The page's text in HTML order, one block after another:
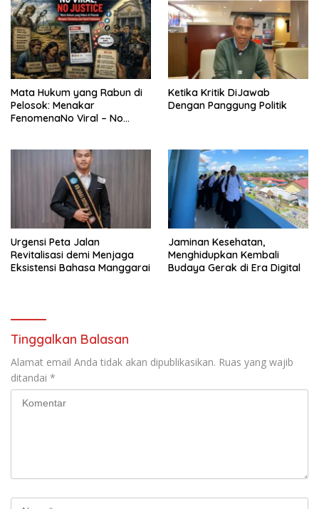
Bersubsidi Bagi Penunggak
Pajak
Mata Hukum yang Rabun di
Pelosok: Menakar
FenomenaNo Viral – No
Ketika Kritik DiJawab
Dengan Panggung Politik
Urgensi Peta Jalan
Revitalisasi demi Menjaga
Eksistensi Bahasa Manggarai
Jaminan Kesehatan,
Menghidupkan Kembali
Budaya Gerak di Era Digital
Tinggalkan Balasan
Alamat email Anda tidak akan dipublikasikan. Ruas yang wajib
ditandai *